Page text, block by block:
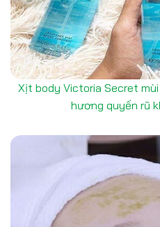
Xịt body Victoria Secret
hương quyến rũ